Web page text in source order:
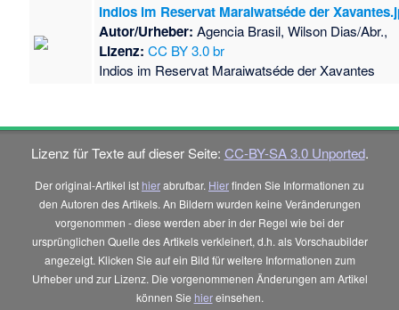
Indios im Reservat Maraiwatséde der
Autor/Urheber: Agencia Brasil, Wilson Dias/Abr.,
Lizenz: CC BY 3.0 br
Indios im Reservat Maraiwatséde der Xavantes
Lizenz für Texte auf dieser Seite: CC-BY-SA 3.0 Unported.
Der original-Artikel ist hierabrufbar. Hierfinden Sie Informationen zu
den Autoren des Artikels. An Bildern wurden keine Veränderungen
vorgenommen - diese werden aber in der Regel wie bei der
ursprünglichen Quelle des Artikels verkleinert, d.h. als Vorschaubilder
angezeigt. Klicken Sie auf ein Bild für weitere Informationen zum
Urheber und zur Lizenz. Die vorgenommenen Änderungen am Artikel
können Sie hiereinsehen.